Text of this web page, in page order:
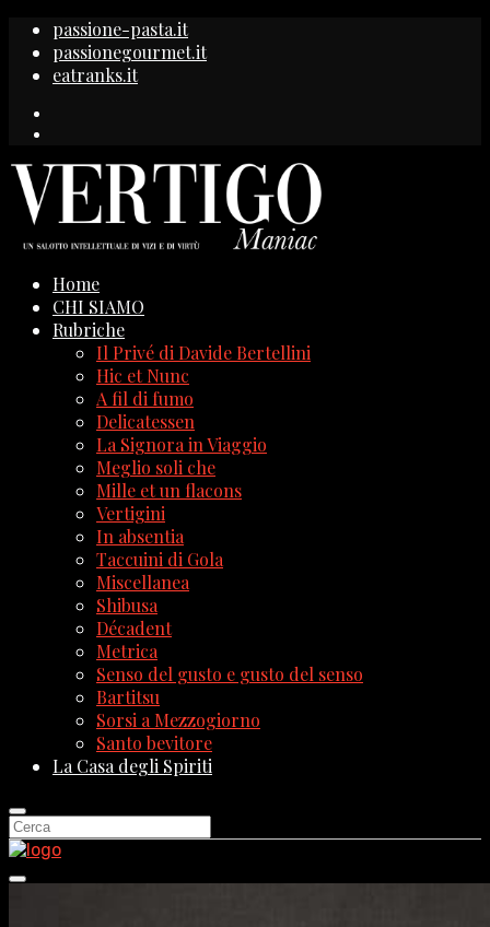
passione-pasta.it
passionegourmet.it
eatranks.it
Home
CHI SIAMO
Rubriche
Il Privé di Davide Bertellini
Hic et Nunc
A fil di fumo
Delicatessen
La Signora in Viaggio
Meglio soli che
Mille et un flacons
Vertigini
In absentia
Taccuini di Gola
Miscellanea
Shibusa
Décadent
Metrica
Senso del gusto e gusto del senso
Bartitsu
Sorsi a Mezzogiorno
Santo bevitore
La Casa degli Spiriti